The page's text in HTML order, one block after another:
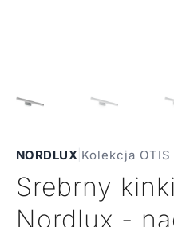
NORDLUX Kolekcja OTIS
Srebrny
Nordlux -